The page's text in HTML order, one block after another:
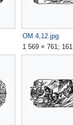
OM 4,12.jpg
1 569 × 761;